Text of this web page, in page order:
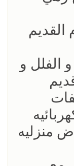
القديم
الفلل و
منزليه